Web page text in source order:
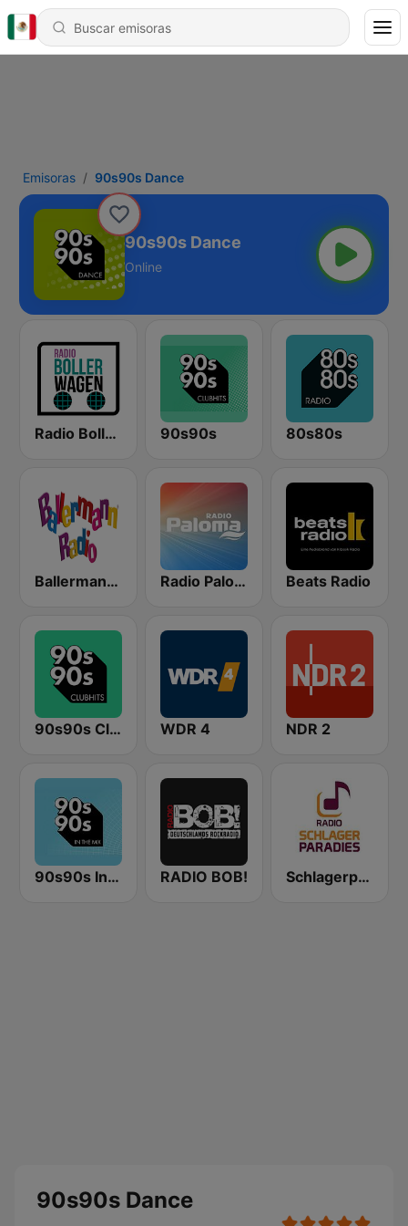
Emisoras 90s90s Dance
90s90s Dance
Online
Radio Bollerwagen 90s90s 80s80s
Ballermann Radio Radio Paloma Beats Radio
90s90s Clubhits WDR 4 NDR 2
90s90s In the Mix RADIO BOB! Schlagerparadies
90s90s Dance